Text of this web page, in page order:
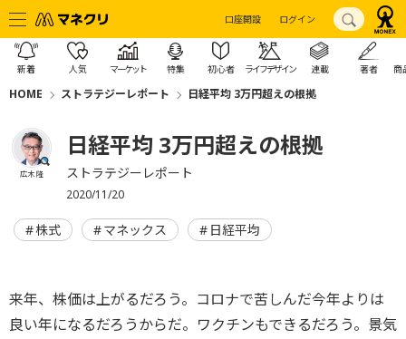
口座開設 ログイン
新着 人気 マーケット 特集 初心者 ライフデザイン 連載 著者 商
HOME ストラテジーレポート 日経平均 3万円超えの根拠
広木 隆
日経平均 3万円超えの根拠
ストラテジーレポート
2020/11/20
株式 マネックス 日経平均
来年、株価は上がるだろう。コロナで苦しんだ今年よりは
良い年になるだろうからだ。ワクチンもできるだろう。景気